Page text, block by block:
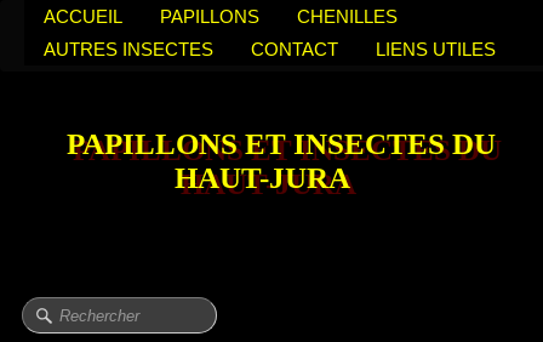
ACCUEIL PAPILLONS
CHENILLES
AUTRES INSECTES
CONTACT LIENS UTILES
PAPILLONS ET INSECTES DU
HAUT-JURA